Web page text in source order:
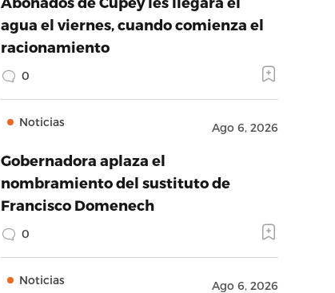
agua el viernes, cuando comienza el
racionamiento
0
Noticias Ago 6, 2026
Gobernadora aplaza el
nombramiento del sustituto de
Francisco Domenech
0
Noticias Ago 6, 2026